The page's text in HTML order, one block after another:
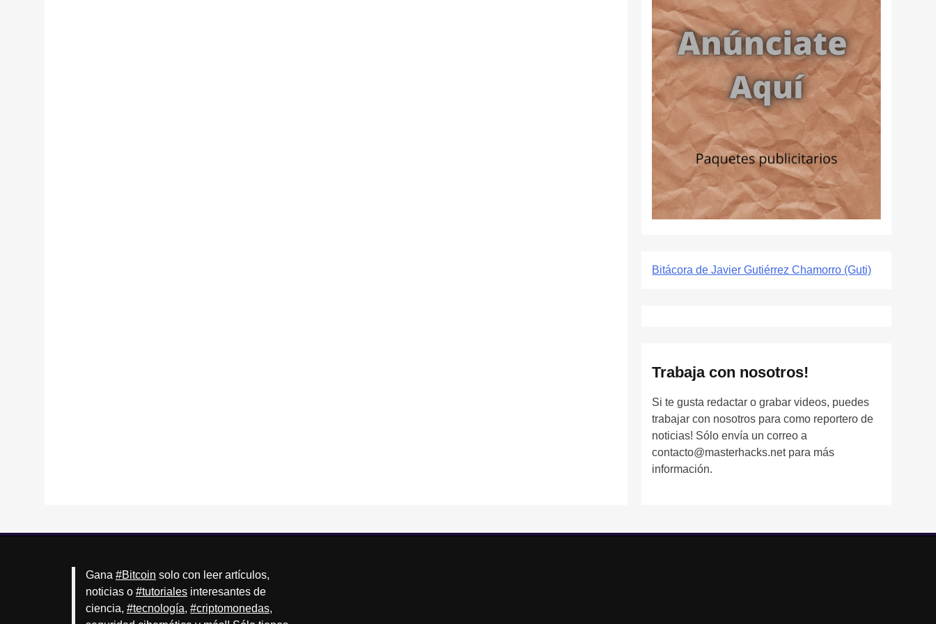
Bitácora de Javier Gutiérrez Chamorro (Guti)
Trabaja con nosotros!
Si te gusta redactar o grabar videos, puedes
trabajar con nosotros para como reportero de
noticias! Sólo envía un correo a
contacto@masterhacks.net para más
información.
Gana #Bitcoin solo con leer artículos,
noticias o #tutoriales interesantes de
ciencia, #tecnología, #criptomonedas,